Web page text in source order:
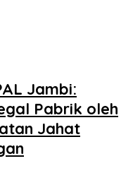
Jambi:
Pabrik oleh
Jahat